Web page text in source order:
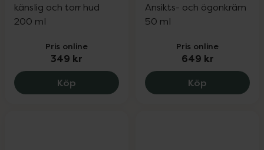
känslig och torr hud
200 ml
Pris online
349 kr
Köp Q for Skin Quick Repair Cream, 349 kr.
Ansikts- och ögonkräm
50 ml
Pris online
649 kr
Köp Q for Skin